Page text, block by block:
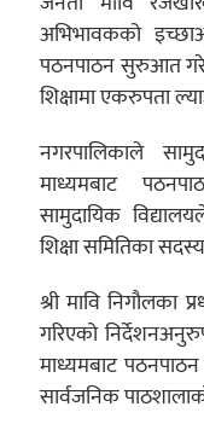
अभिभावकको
पठनपाठन सुरुआत
शिक्षामा एकरुपता
नगरपालिकाले
माध्यमबाट
सामुदायिक
शिक्षा समितिका
श्री मावि निगौलका
गरिएको
माध्यमबाट
सार्वजनिक